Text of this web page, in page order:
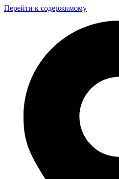
Перейти к содержимому